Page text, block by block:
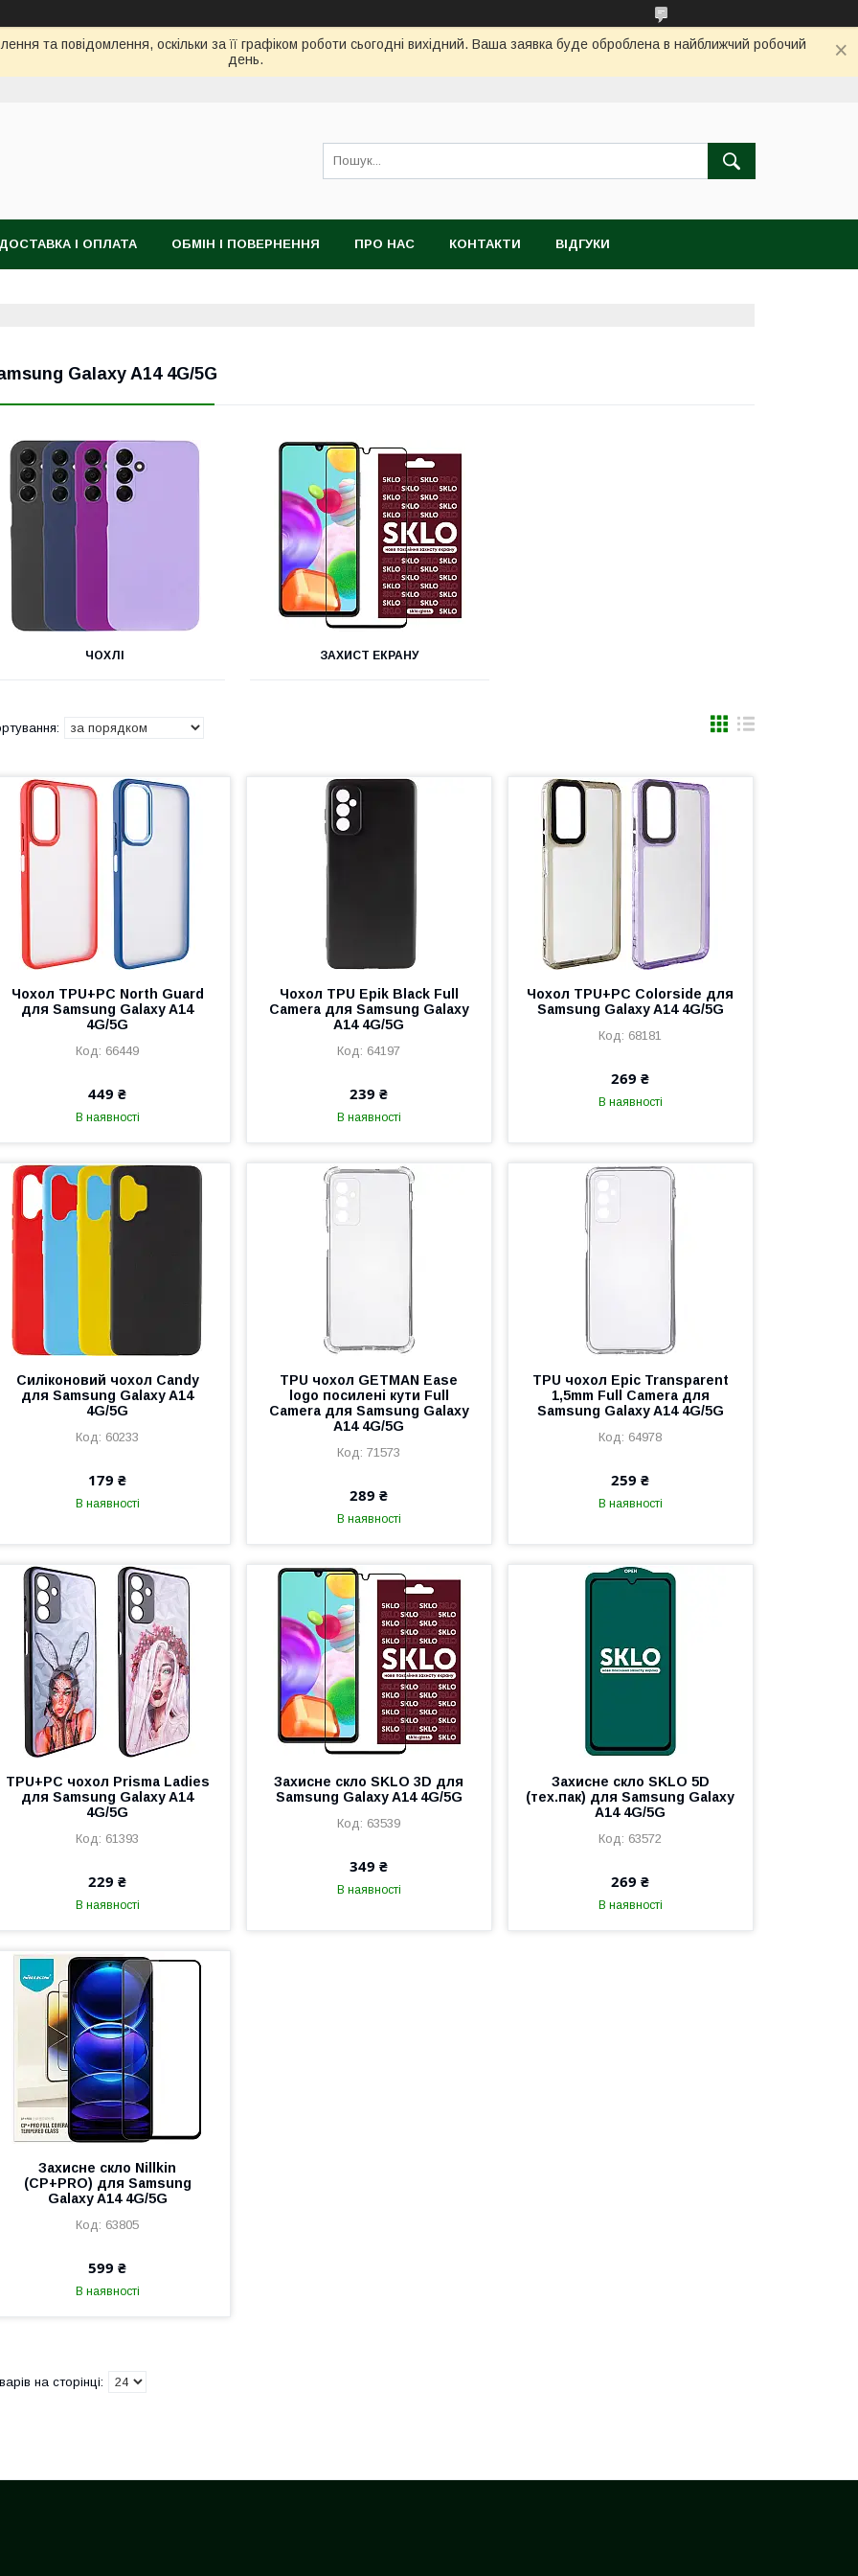
та повідомлення, оскільки за її графіком роботи сьогодні вихідний. Ваша заявка буде оброблена в найближчий робочий
день.
І ОПЛАТА ОБМІН І ПОВЕРНЕННЯ ПРО НАС КОНТАКТИ ВІДГУКИ
Galaxy A14 4G/5G
ЧОХЛІ ЗАХИСТ ЕКРАНУ
Чохол TPU+PC North Guard
для Samsung Galaxy A14
4G/5G
66449
449 ₴
В наявності
Чохол TPU Epik Black Full
Camera для Samsung Galaxy
A14 4G/5G
64197
239 ₴
В наявності
Чохол TPU+PC Colorside для
Samsung Galaxy A14 4G/5G
68181
269 ₴
В наявності
Силіконовий чохол Candy
для Samsung Galaxy A14
4G/5G
60233
179 ₴
В наявності
TPU чохол GETMAN Ease
logo посилені кути Full
Camera для Samsung Galaxy
A14 4G/5G
71573
289 ₴
В наявності
TPU чохол Epic Transparent
1,5mm Full Camera для
Samsung Galaxy A14 4G/5G
64978
259 ₴
В наявності
TPU+PC чохол Prisma Ladies
для Samsung Galaxy A14
4G/5G
61393
229 ₴
В наявності
Захисне скло SKLO 3D для
Samsung Galaxy A14 4G/5G
63539
349 ₴
В наявності
Захисне скло SKLO 5D
(тех.пак) для Samsung Galaxy
A14 4G/5G
63572
269 ₴
В наявності
Захисне скло Nillkin
(CP+PRO) для Samsung
Galaxy A14 4G/5G
63805
599 ₴
В наявності